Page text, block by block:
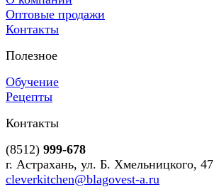
Оптовые продажи
Контакты
Полезное
Обучение
Рецепты
Контакты
(8512) 999-678
г. Астрахань, ул. Б. Хмельницкого, 47
cleverkitchen@blagovest-a.ru